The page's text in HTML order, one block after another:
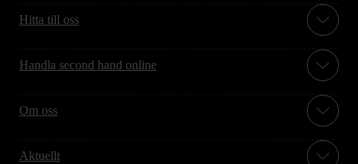
Hitta till oss
Handla second hand online
Om oss
Aktuellt